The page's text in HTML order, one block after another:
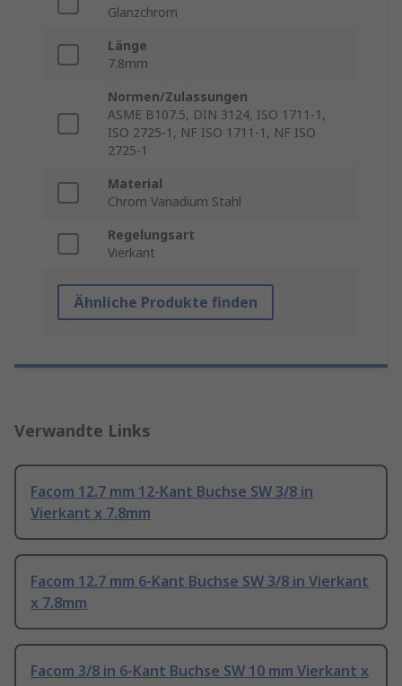
Glanzchrom
Länge
7.8mm
Normen/Zulassungen
ASME B107.5, DIN 3124, ISO 1711-1,
ISO 2725-1, NF ISO 1711-1, NF ISO
2725-1
Material
Chrom Vanadium Stahl
Regelungsart
Vierkant
Ähnliche Produkte finden
Verwandte Links
Facom 12.7 mm 12-Kant Buchse SW 3/8 in
Vierkant x 7.8mm
Facom 12.7 mm 6-Kant Buchse SW 3/8 in Vierkant
x 7.8mm
Facom 3/8 in 6-Kant Buchse SW 10 mm Vierkant x